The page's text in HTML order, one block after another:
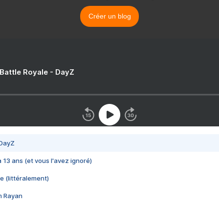
Créer un blog
Royale - DayZ
13 ans (et vous l'avez ignoré)
(littéralement)
Rayan